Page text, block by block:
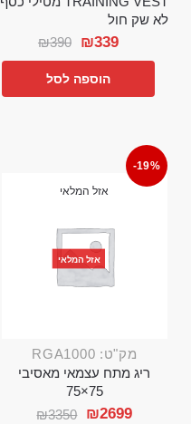
לא שק חול
₪390 ₪339
הוספה לסל
-19%
אזל המלאי
אזל המלאי
מק"ט: RGA1000
ריג מתח עצמאי מאסיבי
75×75
₪3350 ₪2699